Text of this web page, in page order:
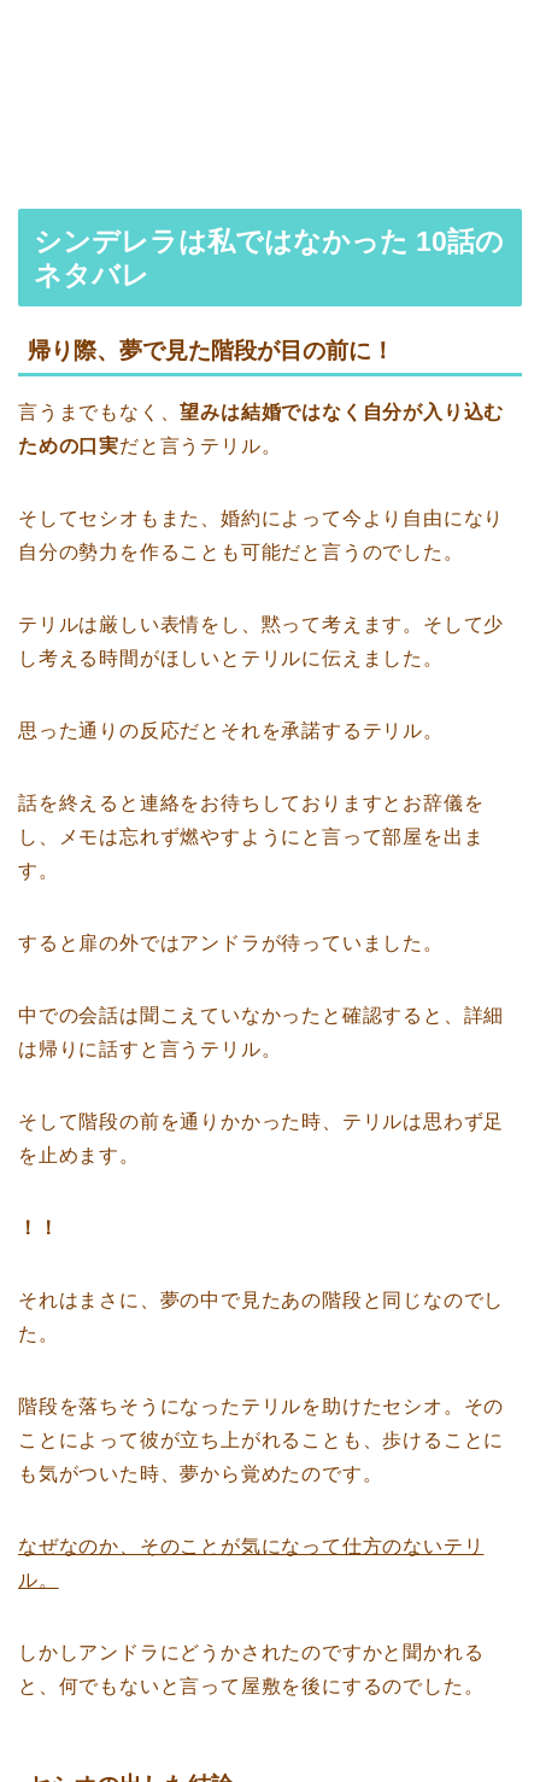
シンデレラは私ではなかった 10話の
ネタバレ
帰り際、夢で見た階段が目の前に！
言うまでもなく、望みは結婚ではなく自分が入り込む
ための口実だと言うテリル。
そしてセシオもまた、婚約によって今より自由になり
自分の勢力を作ることも可能だと言うのでした。
テリルは厳しい表情をし、黙って考えます。そして少
し考える時間がほしいとテリルに伝えました。
思った通りの反応だとそれを承諾するテリル。
話を終えると連絡をお待ちしておりますとお辞儀を
し、メモは忘れず燃やすようにと言って部屋を出ま
す。
すると扉の外ではアンドラが待っていました。
中での会話は聞こえていなかったと確認すると、詳細
は帰りに話すと言うテリル。
そして階段の前を通りかかった時、テリルは思わず足
を止めます。
！！
それはまさに、夢の中で見たあの階段と同じなのでし
た。
階段を落ちそうになったテリルを助けたセシオ。その
ことによって彼が立ち上がれることも、歩けることに
も気がついた時、夢から覚めたのです。
なぜなのか、そのことが気になって仕方のないテリ
ル。
しかしアンドラにどうかされたのですかと聞かれる
と、何でもないと言って屋敷を後にするのでした。